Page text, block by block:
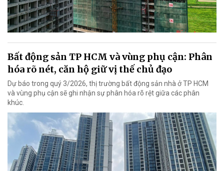
Bất động sản TP HCM và vùng phụ cận: Phân
hóa rõ nét, căn hộ giữ vị thế chủ đạo
Dự báo trong quý 3/2026, thị trường bất động sản nhà ở TP HCM
và vùng phụ cận sẽ ghi nhận sự phân hóa rõ rệt giữa các phân
khúc.